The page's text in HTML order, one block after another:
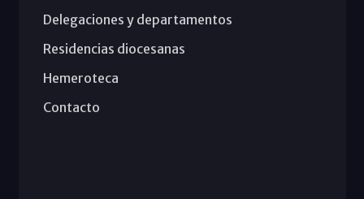
Delegaciones y departamentos
Residencias diocesanas
Hemeroteca
Contacto